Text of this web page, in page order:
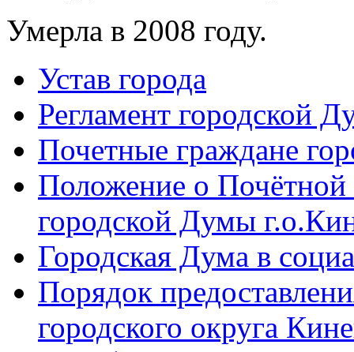
Умерла в 2008 году.
Устав города
Регламент городской
Почетные граждане
Положение о Почётной
городской Думы
Городская Дума в
Порядок
городского округа